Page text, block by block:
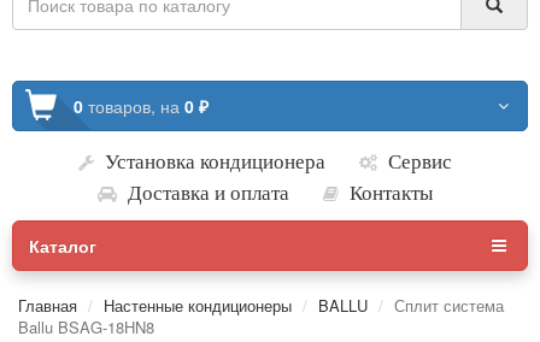
0 товаров, на 0 ₽
Установка кондиционера
Сервис
Доставка и оплата
Контакты
Каталог
Главная Настенные кондиционеры BALLU
Сплит система
Ballu BSAG-18HN8